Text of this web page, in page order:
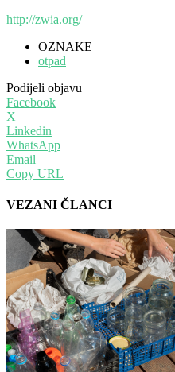
http://zwia.org/
OZNAKE
otpad
Podijeli objavu
Facebook
X
Linkedin
WhatsApp
Email
Copy URL
VEZANI ČLANCI